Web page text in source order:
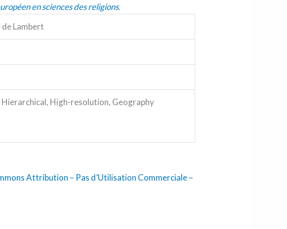
en sciences des religions.
Lambert
High-resolution, Geography
Attribution – Pas d’Utilisation Commerciale –